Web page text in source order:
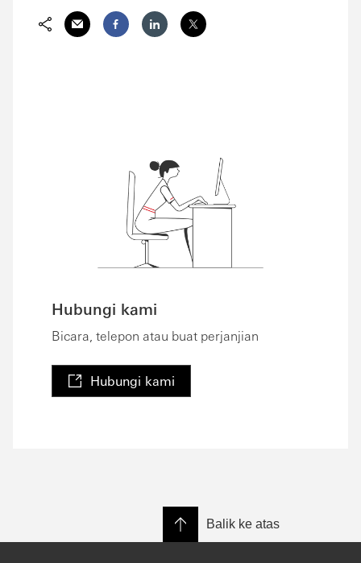
Hubungi kami
Bicara, telepon atau buat perjanjian
Hubungi kami
Balik ke atas